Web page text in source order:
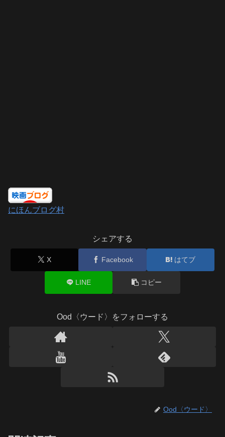
にほんブログ村
シェアする
X Facebook はてブ
LINE コピー
Ood〈ウード〉をフォローする
Ood〈ウード〉